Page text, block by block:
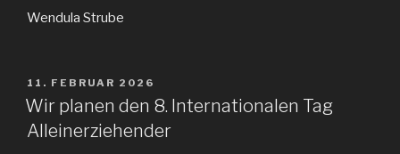
Wendula Strube
VERÖFFENTLICHT
AM
11. FEBRUAR 2026
Wir planen den 8. Internationalen Tag
Alleinerziehender